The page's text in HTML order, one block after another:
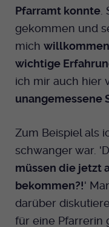
Pfarramt konnte
gekommen und
mich willkommen
wichtige
ich mir auch hier
unangemessene
Zum Beispiel als
schwanger war.
müssen die jetzt
bekommen?!'
darüber
für eine Pfarrerin